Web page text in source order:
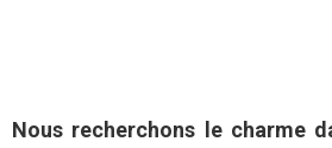
Nous recherchons le charme